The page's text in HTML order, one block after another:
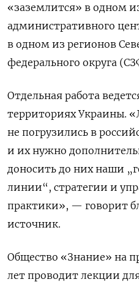
«заземлится» в одном
административного
в одном из регионов
федерального округа
Отдельная работа
территориях Украины.
не погрузились в
и их нужно
доносить до них наши
линии“, стратегии и
практики», — говорит
источник.
Общество «Знание» на
лет проводит лекции